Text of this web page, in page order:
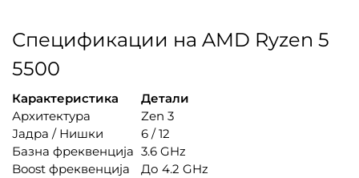
Спецификации на AMD Ryzen 5
5500
Карактеристика
Детали
Архитектура
Zen 3
Јадра / Нишки
6 / 12
Базна фреквенција 3.6 GHz
Boost фреквенција
До 4.2 GHz